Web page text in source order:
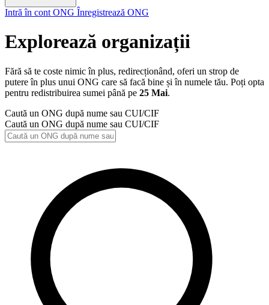
Intră în cont ONG Înregistrează ONG
Explorează organizații
Fără să te coste nimic în plus, redirecționând, oferi un strop de
putere în plus unui ONG care să facă bine și în numele tău. Poți opta
pentru redistribuirea sumei până pe 25 Mai.
Caută un ONG după nume sau CUI/CIF
Caută un ONG după nume sau CUI/CIF